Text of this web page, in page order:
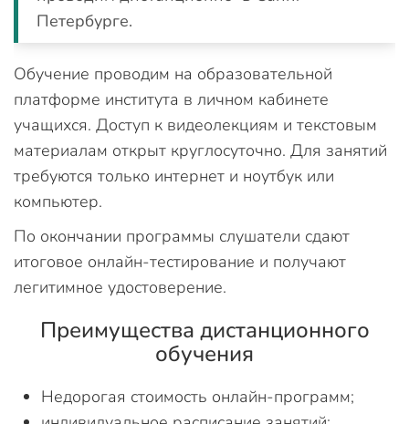
Петербурге.
Обучение проводим на образовательной
платформе института в личном кабинете
учащихся. Доступ к видеолекциям и текстовым
материалам открыт круглосуточно. Для занятий
требуются только интернет и ноутбук или
компьютер.
По окончании программы слушатели сдают
итоговое онлайн-тестирование и получают
легитимное удостоверение.
Преимущества дистанционного
обучения
Недорогая стоимость онлайн-программ;